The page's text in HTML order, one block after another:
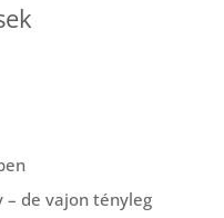
de vajon tényleg